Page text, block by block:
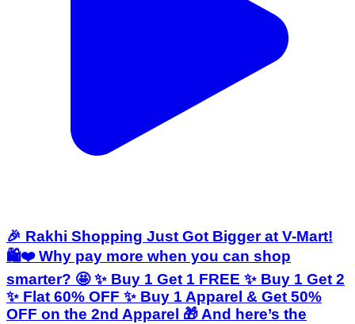
🎉 Rakhi Shopping Just Got Bigger at V-Mart!
🛍️❤️ Why pay more when you can shop
smarter? 🤩 ✨ Buy 1 Get 1 FREE ✨ Buy 1 Get 2
✨ Flat 60% OFF ✨ Buy 1 Apparel & Get 50%
OFF on the 2nd Apparel 🎁 And here’s the